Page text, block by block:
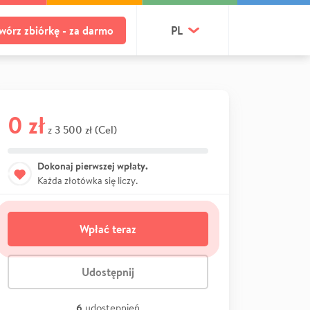
zbiórkę - za darmo PL
0 zł z 3 500 zł (Cel)
Dokonaj pierwszej wpłaty.
Każda złotówka się liczy.
Wpłać teraz
Udostępnij